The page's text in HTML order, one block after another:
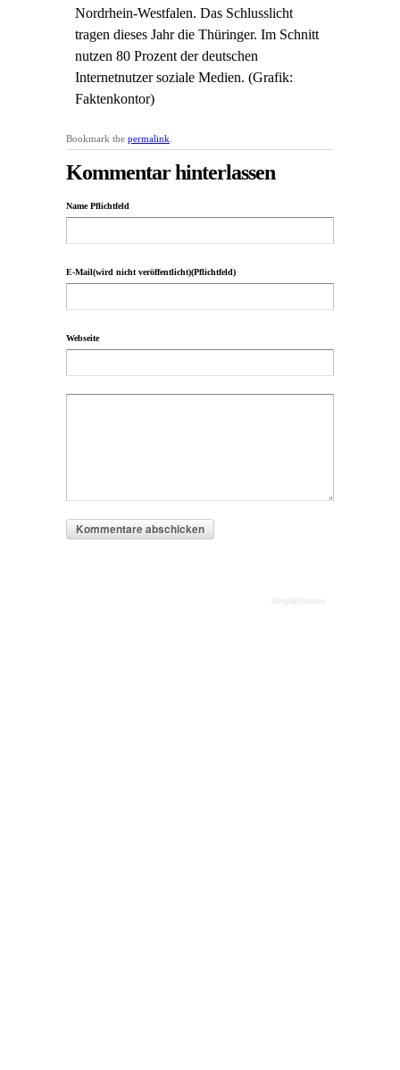
Nordrhein-Westfalen. Das Schlusslicht
tragen dieses Jahr die Thüringer. Im Schnitt
nutzen 80 Prozent der deutschen
Internetnutzer soziale Medien. (Grafik:
Faktenkontor)
Bookmark the permalink
Kommentar hinterlassen
Name Pflichtfeld
E-Mail(wird nicht veröffentlicht)(Pflichtfeld)
Webseite